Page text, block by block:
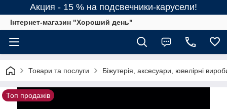
Акция - 15 % на подсвечники-карусели!
Інтернет-магазин "Хороший день"
Товари та послуги Біжутерія, аксесуари, ювелірні
Топ продажів